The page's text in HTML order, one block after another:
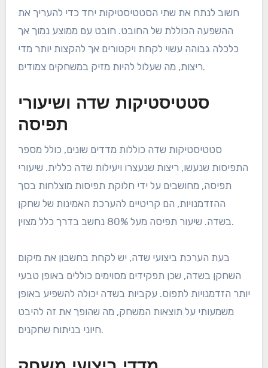
חשוב לנתח את שתי הסטטיסטיקות יחד כדי להעריך את
ההשפעה הכוללת של החובט. חובט עם ממוצע נמוך אך
כלכלה גבוהה עשוי לקחת ויקטורים אך להקצות יותר מדי
ריצות, מה שעלול להיות מזיק במשחקים צמודים.
סטטיסטיקות שדה ושיעורי
תפיסה
סטטיסטיקות שדה כוללות מדדים שונים, כולל מספר
התפיסות שנעשו, ריצות שנעצרו ויעילות שדה כללית. שיעורי
תפיסה, מחושבים על ידי חלוקת תפיסות מוצלחות בסך
ההזדמנויות, הם קריטיים להערכת האמינות של שחקן
בשדה. שיעור תפיסה מעל 80% נחשב בדרך כלל מצוין.
בעת הערכת ביצועי שדה, יש לקחת בחשבון את מיקום
השחקן בשדה, שכן תפקידים מסוימים כוללים באופן טבעי
יותר הזדמנויות לתפוס. עקביות בשדה יכולה להשפיע באופן
משמעותי על תוצאות המשחק, מה שהופך את זה להיבט
חיוני בניתוח שחקנים.